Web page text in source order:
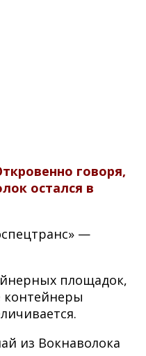
говоря,
остался в
—
площадок,
контейнеры
из Вокнаволока